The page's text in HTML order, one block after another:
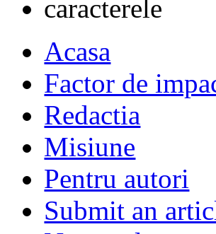
Acasa
Factor de
Redactia
Misiune
Pentru autori
Submit an